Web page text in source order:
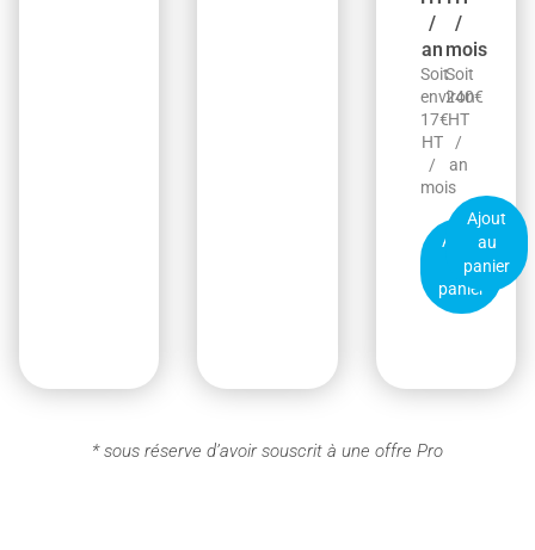
/
an
Soit
environ
17€
HT
/
mois
Ajout
au
panier
/
mois
Soit
240€
HT
/
an
Ajout
au
panier
* sous réserve d’avoir souscrit à une offre Pro